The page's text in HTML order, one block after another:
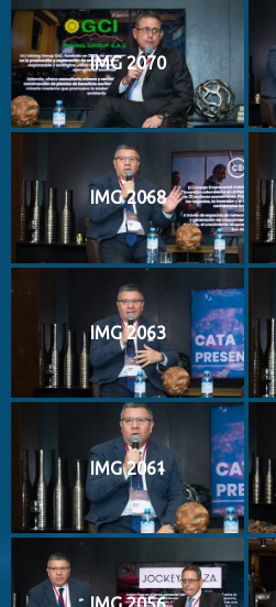
IMG 2070
IMG 2068
IMG 2063
IMG 2061